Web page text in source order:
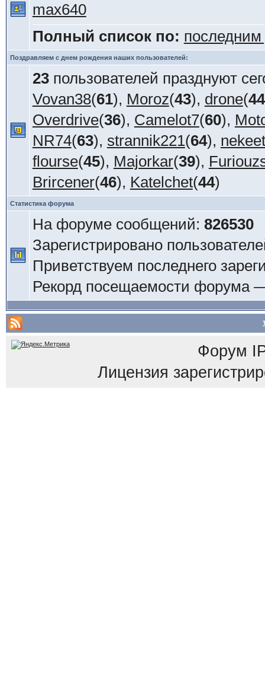
max640
Полный список по:
Поздравляем с днем рождения наших пользователей:
23пользователей празднуют
Vovan38(61), Moroz(43), drone(44
Overdrive(36), Camelot7(60),
NR74(63), strannik221(64), nekeet
flourse(45), Majorkar(39),
Brircener(46), Katelchet(44)
Статистика форума
На форуме сообщений: 826530
Зарегистрировано
Приветствуем последнего
Рекорд посещаемости форума
Форум
Лицензия